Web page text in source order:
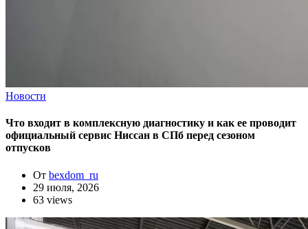
Новости
Что входит в комплексную диагностику и как ее проводит
официальный сервис Ниссан в СПб перед сезоном
отпусков
От bexdom_ru
29 июля, 2026
63 views